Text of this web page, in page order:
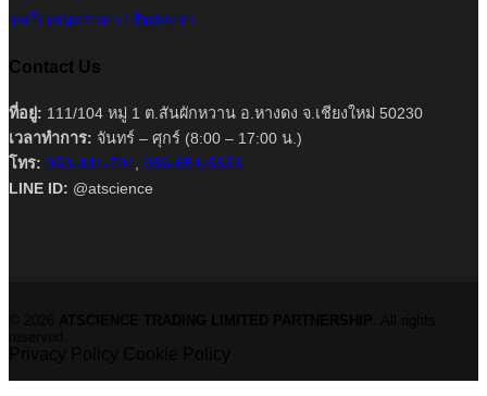
ขอใบเสนอราคา / ติดต่อเรา
Contact Us
ที่อยู่: 111/104 หมู่ 1 ต.สันผักหวาน อ.หางดง จ.เชียงใหม่ 50230
เวลาทำการ: จันทร์ – ศุกร์ (8:00 – 17:00 น.)
โทร: 053-441-794 086-654-5653
LINE ID: @atscience